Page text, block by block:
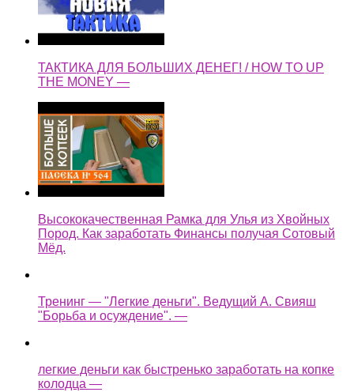
ТАКТИКА ДЛЯ БОЛЬШИХ ДЕНЕГ! / HOW TO UP
THE MONEY —
Высококачественная Рамка для Улья из Хвойных
Пород. Как заработать Финансы получая Сотовый
Мёд.
Тренинг — "Легкие деньги". Ведущий А. Свияш
"Борьба и осуждение". —
легкие деньги как быстренько заработать на копке
колодца —